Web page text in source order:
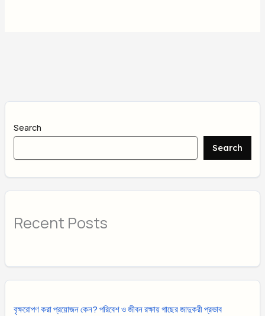
Search
Search
Recent Posts
বৃক্ষরোপণ করা প্রয়োজন কেন? পরিবেশ ও জীবন রক্ষায় গাছের জাদুকরী প্রভাব